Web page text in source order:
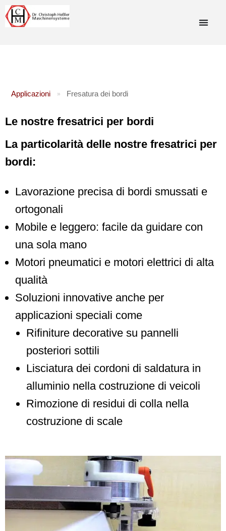
Applicazioni » Fresatura dei bordi
Le nostre fresatrici per bordi
La particolarità delle nostre fresatrici per
bordi:
Lavorazione precisa di bordi smussati e
ortogonali
Mobile e leggero: facile da guidare con
una sola mano
Motori pneumatici e motori elettrici di alta
qualità
Soluzioni innovative anche per
applicazioni speciali come
Rifiniture decorative su pannelli
posteriori sottili
Lisciatura dei cordoni di saldatura in
alluminio nella costruzione di veicoli
Rimozione di residui di colla nella
costruzione di scale